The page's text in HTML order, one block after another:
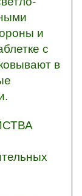
и
с
в